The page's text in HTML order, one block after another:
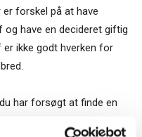
forskel på at have
have en decideret giftig
ikke godt hverken for
har forsøgt at finde en